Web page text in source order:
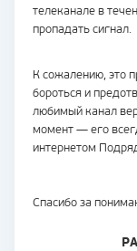
телеканале в
пропадать сигнал.
К сожалению, это
бороться и
любимый канал
момент — его
интернетом
Спасибо за